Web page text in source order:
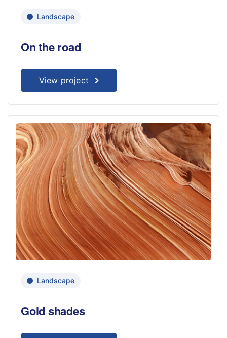
Landscape
On the road
View project
Landscape
Gold shades